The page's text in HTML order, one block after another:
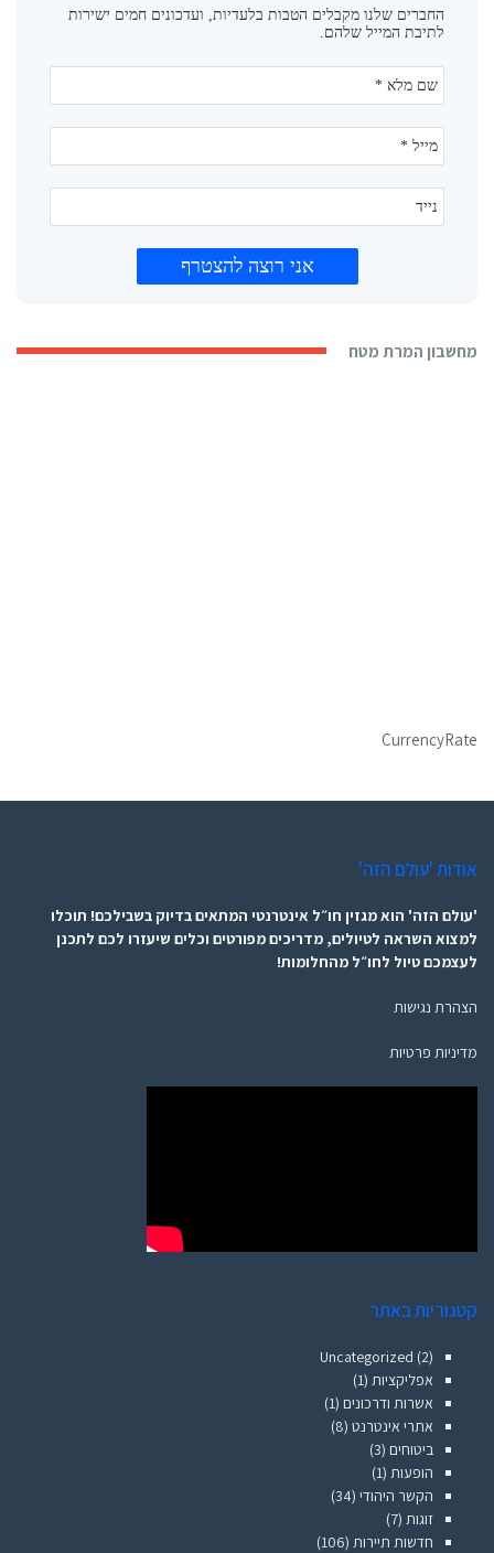
מחשבון המרת מטח
CurrencyRate
אודות 'עולם הזה'
'עולם הזה' הוא מגזין חו״ל אינטרנטי המתאים בדיוק בשבילכם! תוכלו
למצוא השראה לטיולים, מדריכים מפורטים וכלים שיעזרו לכם לתכנן
לעצמכם טיול לחו״ל מהחלומות!
הצהרת נגישות
מדיניות פרטיות
קטגוריות באתר
Uncategorized (2)
אפליקציות (1)
אשרות ודרכונים (1)
אתרי אינטרנט (8)
ביטוחים (3)
הופעות (1)
הקשר היהודי (34)
זוגות (7)
חדשות תיירות (106)